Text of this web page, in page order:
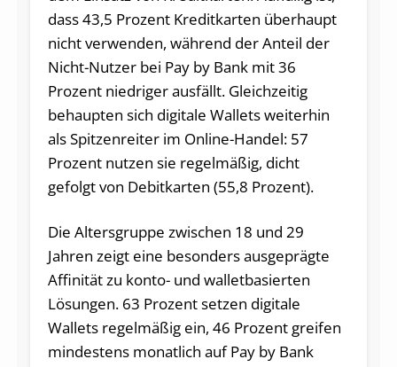
dass 43,5 Prozent Kreditkarten überhaupt
nicht verwenden, während der Anteil der
Nicht-Nutzer bei Pay by Bank mit 36
Prozent niedriger ausfällt. Gleichzeitig
behaupten sich digitale Wallets weiterhin
als Spitzenreiter im Online-Handel: 57
Prozent nutzen sie regelmäßig, dicht
gefolgt von Debitkarten (55,8 Prozent).
Die Altersgruppe zwischen 18 und 29
Jahren zeigt eine besonders ausgeprägte
Affinität zu konto- und walletbasierten
Lösungen. 63 Prozent setzen digitale
Wallets regelmäßig ein, 46 Prozent greifen
mindestens monatlich auf Pay by Bank